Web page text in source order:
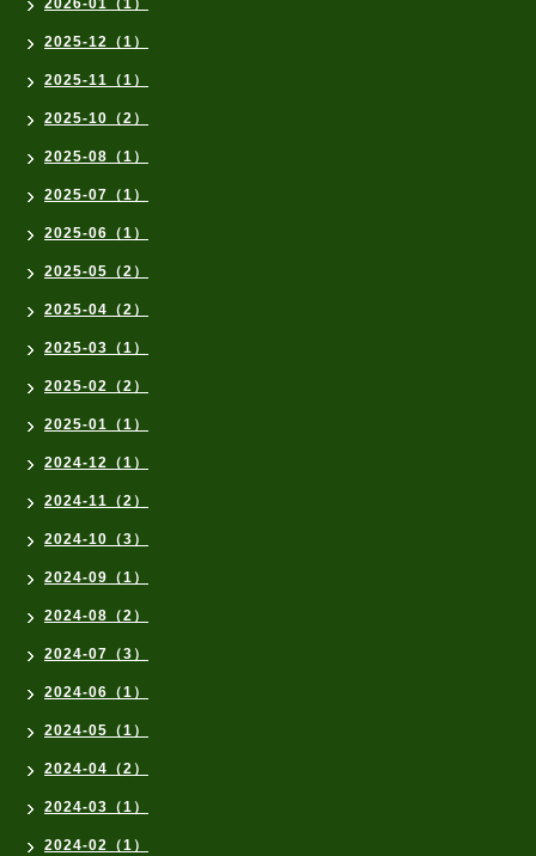
2026-01（1）
2025-12（1）
2025-11（1）
2025-10（2）
2025-08（1）
2025-07（1）
2025-06（1）
2025-05（2）
2025-04（2）
2025-03（1）
2025-02（2）
2025-01（1）
2024-12（1）
2024-11（2）
2024-10（3）
2024-09（1）
2024-08（2）
2024-07（3）
2024-06（1）
2024-05（1）
2024-04（2）
2024-03（1）
2024-02（1）